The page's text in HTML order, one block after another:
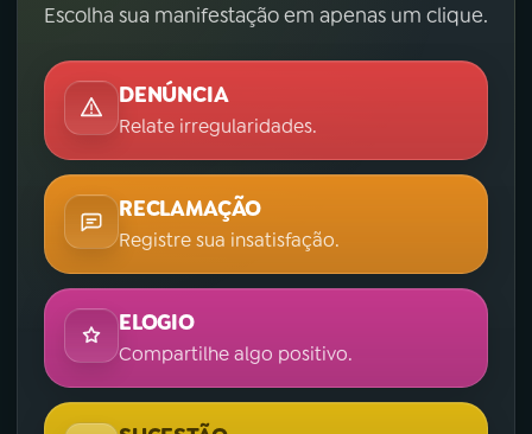
Escolha sua manifestação em apenas um clique.
DENÚNCIA
Relate irregularidades.
RECLAMAÇÃO
Registre sua insatisfação.
ELOGIO
Compartilhe algo positivo.